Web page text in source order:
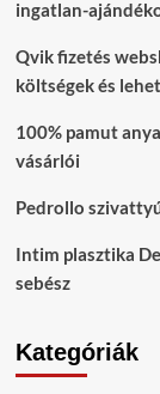
ingatlan-
Qvik fizetés
költségek és
100% pamut
vásárlói
Pedrollo
Intim plasztika
sebész
Kategóriák